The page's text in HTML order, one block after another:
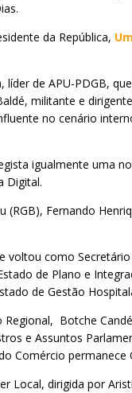
da República,
de APU-PDGB,
militante e
no cenário
igualmente uma
Digital.
Fernando
como
de Plano e
de Gestão
Botche
e Assuntos
Comércio permanece
dirigida por